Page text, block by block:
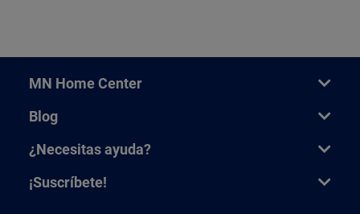
MN Home Center
Blog
¿Necesitas ayuda?
¡Suscríbete!